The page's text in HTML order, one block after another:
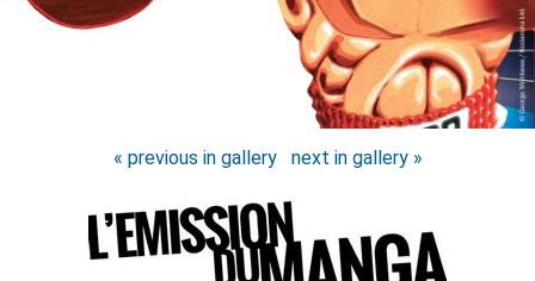
« previous in gallery next in gallery »